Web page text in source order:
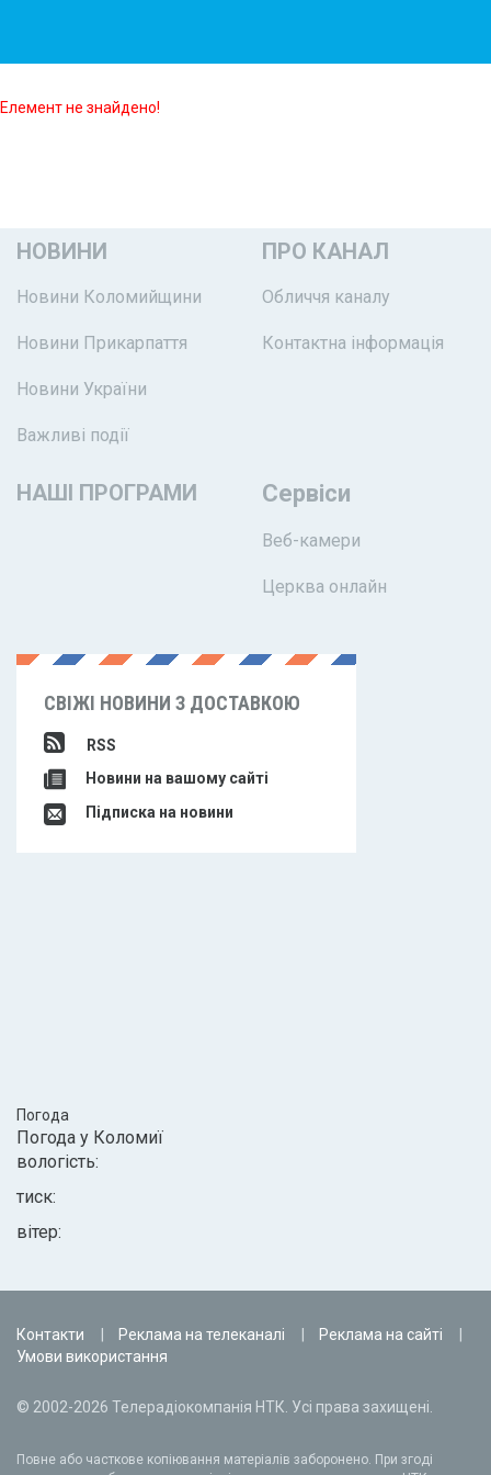
Елемент не знайдено!
НОВИНИ
Новини Коломийщини
Новини Прикарпаття
Новини України
Важливі події
ПРО КАНАЛ
Обличчя каналу
Контактна інформація
НАШІ ПРОГРАМИ Сервіси
Веб-камери
Церква онлайн
СВІЖІ НОВИНИ З ДОСТАВКОЮ
RSS
Новини на вашому сайті
Підписка на новини
Погода
Погода у Коломиї
вологість:
тиск:
вітер:
Контакти Реклама на телеканалі
Реклама на сайті
Умови використання
© 2002-2026 Телерадіокомпанія НТК. Усі права захищені.
Повне або часткове копіювання матеріалів заборонено. При згоді